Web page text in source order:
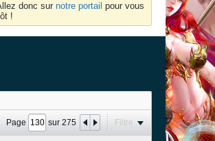
donc sur notre portail pour vous
!
Page sur 275 Filtre